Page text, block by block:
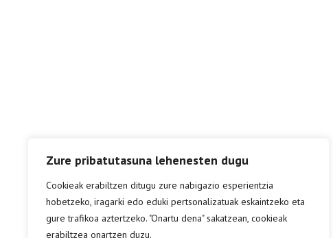
Zure pribatutasuna lehenesten dugu
Cookieak erabiltzen ditugu zure nabigazio esperientzia
hobetzeko, iragarki edo eduki pertsonalizatuak eskaintzeko eta
gure trafikoa aztertzeko. "Onartu dena" sakatzean, cookieak
erabiltzea onartzen duzu.